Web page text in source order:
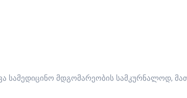
სამედიცინო მდგომარეობის სამკურნალოდ,